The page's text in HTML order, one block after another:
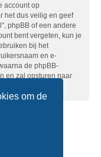
om de
account op
het dus veilig en geef
phpBB of een andere
bent vergeten, kun je
bij het
en e-
de phpBB-
en zal opsturen naar